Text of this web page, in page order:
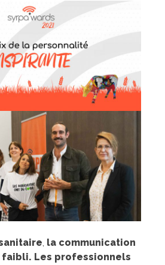
, la communication
faibli. Les professionnels